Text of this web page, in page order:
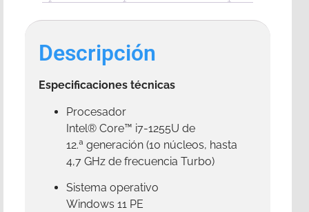
Descripción
Especificaciones técnicas
Procesador
Intel® Core™ i7-1255U de
12.ª generación (10 núcleos, hasta
4,7 GHz de frecuencia Turbo)
Sistema operativo
Windows 11 PE